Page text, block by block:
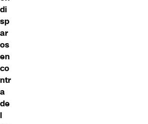
di
sp
ar
os
en
co
ntr
a
de
l